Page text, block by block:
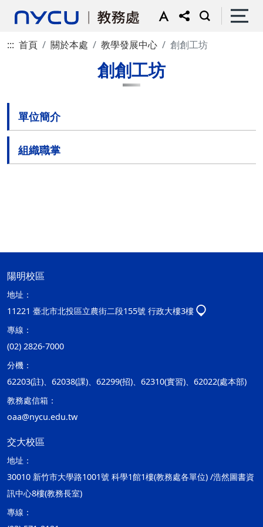
::: 首頁 關於本處 教學發展中心 創創工坊
創創工坊
單位簡介
組織職掌
陽明校區
地址：
11221 臺北市北投區立農街二段155號 行政大樓3樓
專線：
(02) 2826-7000
分機：
62203(註)、62038(課)、62299(招)、62310(實習)、62022(處本部)
教務處信箱：
oaa@nycu.edu.tw
交大校區
地址：
30010 新竹市大學路1001號 科學1館1樓(教務處各單位) /浩然圖書資
訊中心8樓(教務長室)
專線：